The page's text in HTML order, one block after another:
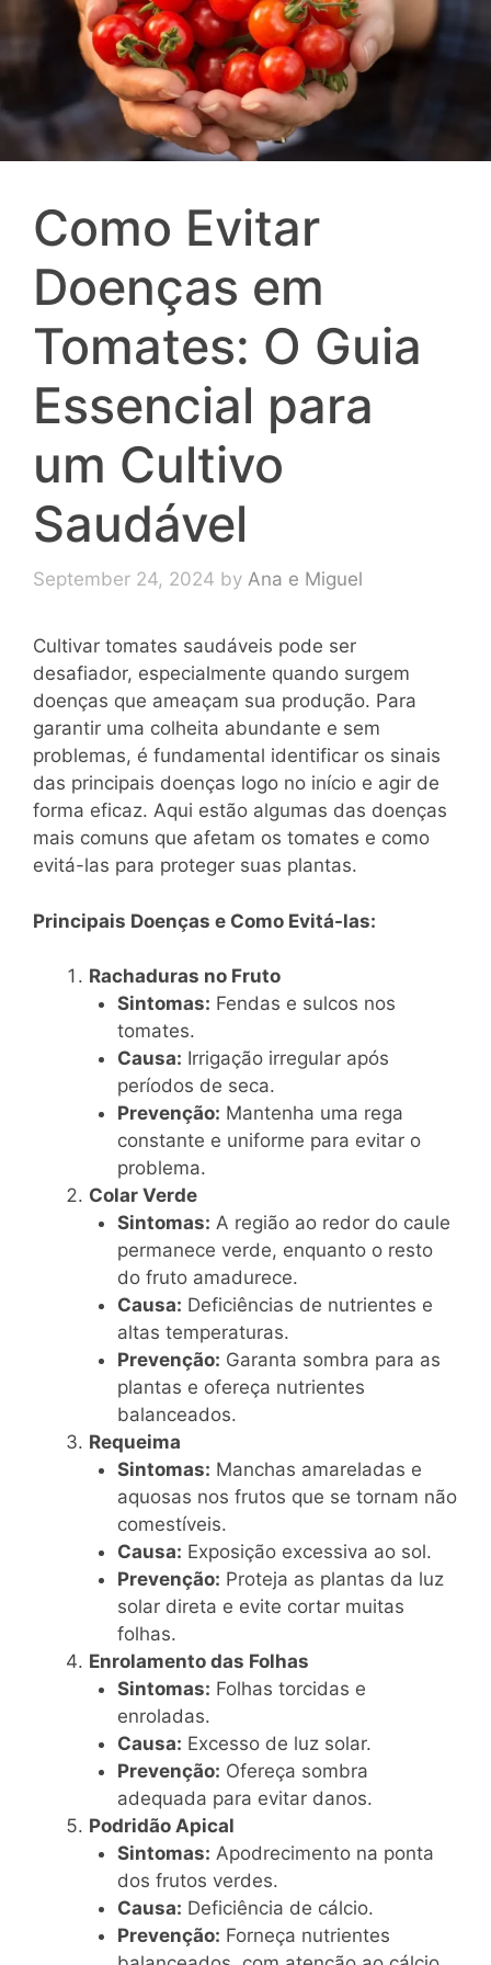
Como Evitar
Doenças em
Tomates: O Guia
Essencial para
um Cultivo
Saudável
September 24, 2024 by Ana e Miguel
Cultivar tomates saudáveis pode ser
desafiador, especialmente quando surgem
doenças que ameaçam sua produção. Para
garantir uma colheita abundante e sem
problemas, é fundamental identificar os sinais
das principais doenças logo no início e agir de
forma eficaz. Aqui estão algumas das doenças
mais comuns que afetam os tomates e como
evitá-las para proteger suas plantas.
Principais Doenças e Como Evitá-las:
Rachaduras no Fruto
Sintomas: Fendas e sulcos nos
tomates.
Causa: Irrigação irregular após
períodos de seca.
Prevenção: Mantenha uma rega
constante e uniforme para evitar o
problema.
Colar Verde
Sintomas: A região ao redor do caule
permanece verde, enquanto o resto
do fruto amadurece.
Causa: Deficiências de nutrientes e
altas temperaturas.
Prevenção: Garanta sombra para as
plantas e ofereça nutrientes
balanceados.
Requeima
Sintomas: Manchas amareladas e
aquosas nos frutos que se tornam não
comestíveis.
Causa: Exposição excessiva ao sol.
Prevenção: Proteja as plantas da luz
solar direta e evite cortar muitas
folhas.
Enrolamento das Folhas
Sintomas: Folhas torcidas e
enroladas.
Causa: Excesso de luz solar.
Prevenção: Ofereça sombra
adequada para evitar danos.
Podridão Apical
Sintomas: Apodrecimento na ponta
dos frutos verdes.
Causa: Deficiência de cálcio.
Prevenção: Forneça nutrientes